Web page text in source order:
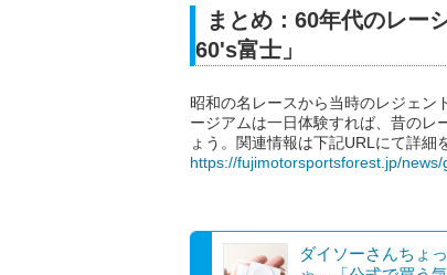
まとめ：60年代のレー
60's富士」
昭和の名レースから当時のレジェン
ージアムは一日体験すれば、昔のレ
ょう。関連情報は下記URLにて詳細
https://fujimotorsportsforest.jp/
ダイソーさんちょ